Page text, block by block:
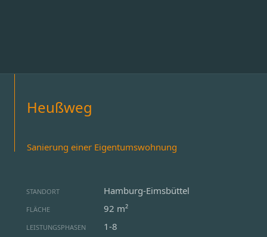
Heußweg
Sanierung einer Eigentumswohnung
STANDORT Hamburg-Eimsbüttel
FLÄCHE 92 m²
LEISTUNGSPHASEN 1-8